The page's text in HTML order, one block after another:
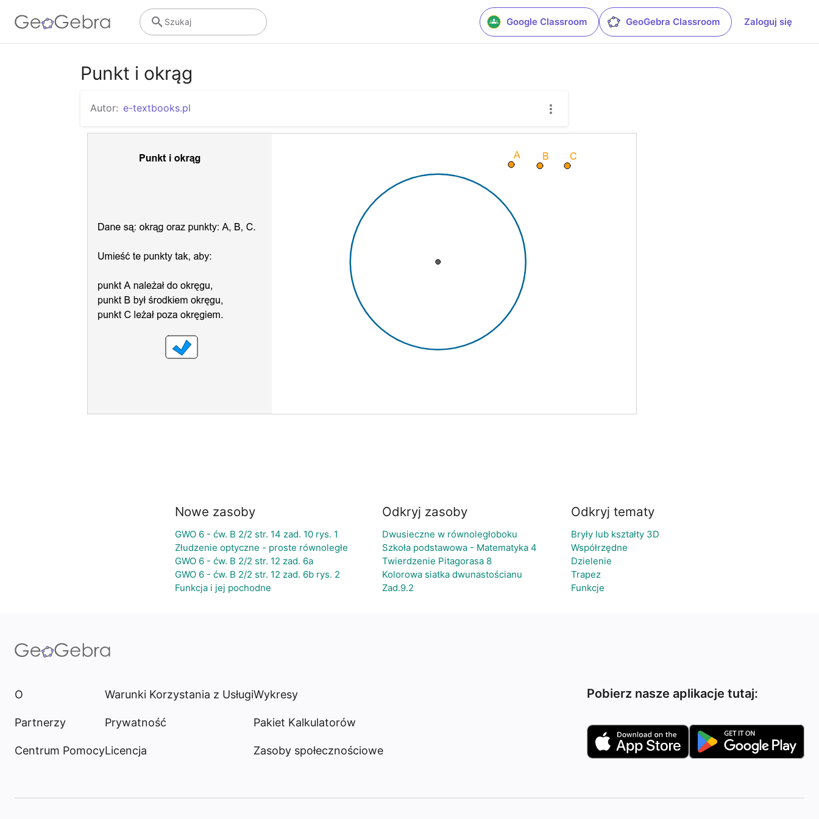
Google Classroom GeoGebra Classroom Zaloguj się
Szukaj
Punkt i okrąg
Autor: e-textbooks.pl
Nowe zasoby
GWO 6 - ćw. B 2/2 str. 14 zad. 10 rys. 1
Złudzenie optyczne - proste równoległe
GWO 6 - ćw. B 2/2 str. 12 zad. 6a
GWO 6 - ćw. B 2/2 str. 12 zad. 6b rys. 2
Funkcja i jej pochodne
Odkryj zasoby
Dwusieczne w równoległoboku
Szkoła podstawowa - Matematyka 4
Twierdzenie Pitagorasa 8
Kolorowa siatka dwunastościanu
Zad.9.2
Odkryj tematy
Bryły lub kształty 3D
Współrzędne
Dzielenie
Trapez
Funkcje
O
Partnerzy
Centrum Pomocy
Warunki Korzystania z Usługi
Prywatność
Licencja
Wykresy
Pakiet Kalkulatorów
Zasoby społecznościowe
Pobierz nasze aplikacje tutaj: